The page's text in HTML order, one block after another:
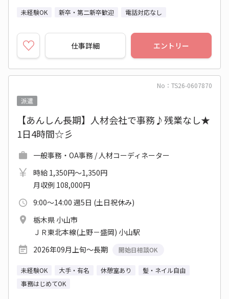
未経験OK 新卒・第二新卒歓迎 電話対応なし
仕事詳細 エントリー
No：TS26-0607870
派遣
【あんしん長期】人材会社で事務♪残業なし★
1日4時間☆彡
一般事務・OA事務 / 人材コーディネーター
時給 1,350円～1,350円
月収例 108,000円
9:00～14:00 週5日 (土日祝休み)
栃木県 小山市
ＪＲ東北本線(上野－盛岡) 小山駅
2026年09月上旬～長期
開始日相談OK
未経験OK 大手・有名 休憩室あり
髪・ネイル自由
事務はじめてOK